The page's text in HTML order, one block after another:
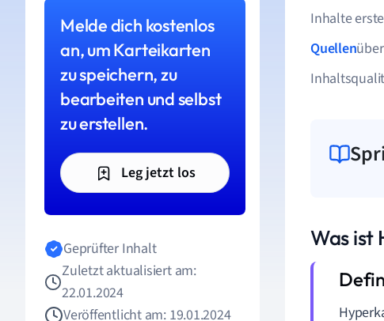
Melde dich kostenlos
an, um Karteikarten
zu speichern, zu
bearbeiten und selbst
zu erstellen.
Leg jetzt los
Geprüfter Inhalt
Zuletzt aktualisiert am:
22.01.2024
Veröffentlicht am: 19.01.2024
Inhalte
Quellen
Was ist